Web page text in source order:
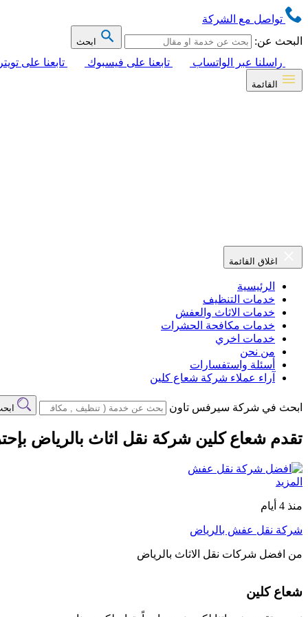
تواصل مع الشركة
البحث عن:
ابحث
راسلنا عبر الواتساب تابعنا على فيسبوك تابعنا على تويتر
القائمة
اغلاق القائمة
الرئيسية
خدمات التنظيف
خدمات الاثاث والعفش
خدمات مكافحة الحشرات
خدمات اخري
من نحن
أسئلة واستفسارات
آراء عملاء شركة شعاع كلين
ابحث في شركة سيرفس تاون
تقدم شعاع كلين شركة نقل اثاث بالرياض
المزيد
منذ 4 أيام
شركة نقل عفش بالرياض
من افضل شركات نقل الاثاث بالرياض
شعاع كلين